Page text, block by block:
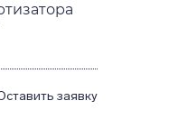
заявку